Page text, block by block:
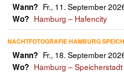
Wann? Fr., 11. September
Wo? Hamburg – Hafencity
NACHTFOTOGRAFIE HAMBURG
Wann? Fr., 18. September
Wo? Hamburg – Speicherstadt